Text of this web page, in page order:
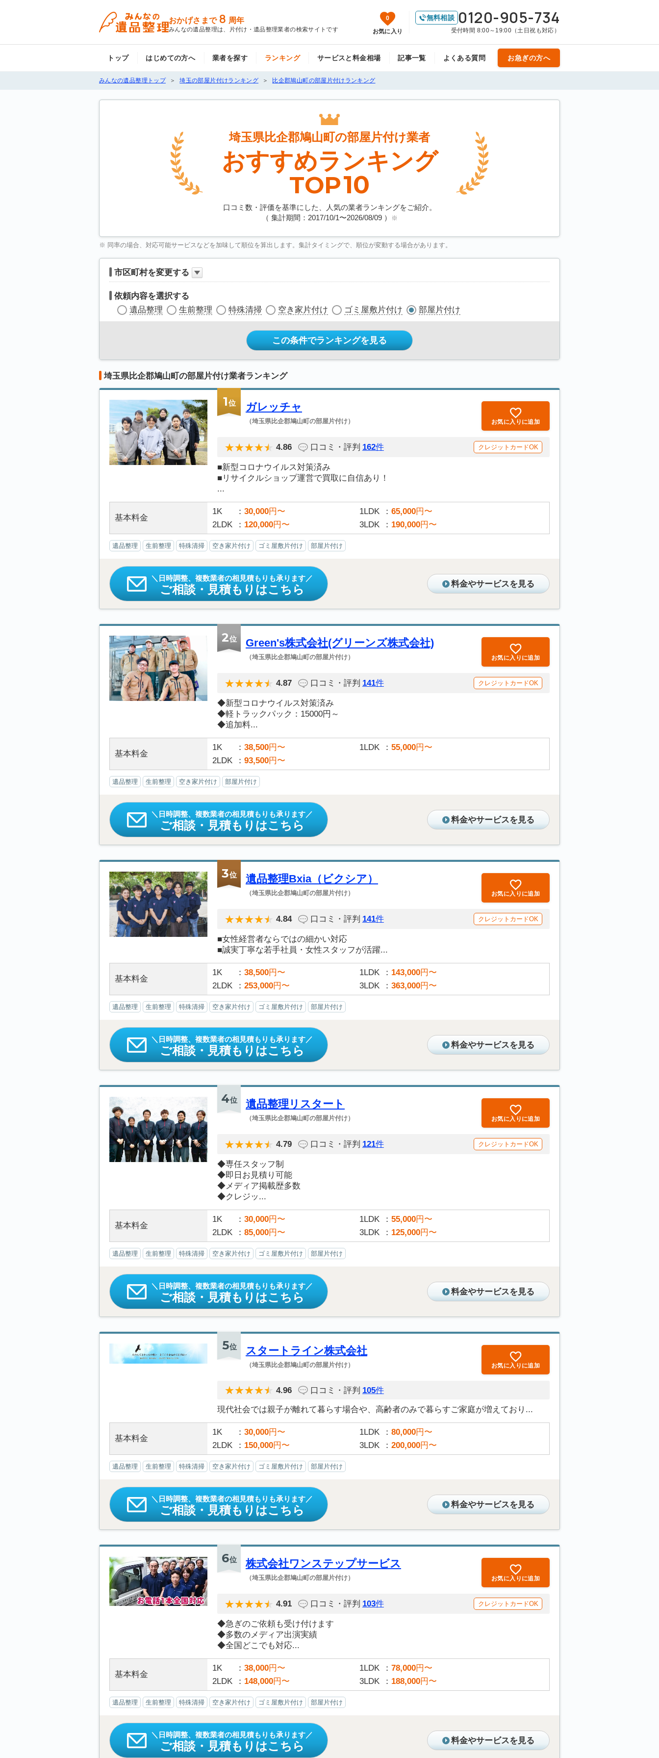
おかげさまで 8 周年
みんなの遺品整理は、片付け・遺品整理業者の検索サイトです
0
お気に入り
無料相談 0120-905-734
受付時間 8:00～19:00（土日祝も対応）
トップ はじめての方へ 業者を探す ランキング サービスと料金相場 記事一覧 よくある質問 お急ぎの方へ
みんなの遺品整理トップ 埼玉の部屋片付けランキング 比企郡鳩山町の部屋片付けランキング
埼玉県比企郡鳩山町の部屋片付け業者
おすすめランキング
TOP10
口コミ数・評価を基準にした、人気の業者ランキングをご紹介。
（ 集計期間：2017/10/1〜2026/08/09） ※
※ 同率の場合、対応可能サービスなどを加味して順位を算出します。集計タイミングで、順位が変動する場合があります。
市区町村を変更する
依頼内容を選択する
遺品整理
生前整理 特殊清掃 空き家片付け ゴミ屋敷片付け 部屋片付け
この条件でランキングを見る
埼玉県比企郡鳩山町の部屋片付け業者ランキング
1位 ガレッチャ
（埼玉県比企郡鳩山町の部屋片付け） お気に入りに追加
4.86 口コミ・評判 162件 クレジットカードOK
■新型コロナウイルス対策済み
■リサイクルショップ運営で買取に自信あり！
...
基本料金
1K 30,000円〜 1LDK 65,000円〜
2LDK
120,000円〜 3LDK 190,000円〜
遺品整理 生前整理 特殊清掃 空き家片付け ゴミ屋敷片付け 部屋片付け
日時調整、複数業者の相見積もりも承ります
ご相談・見積もりはこちら 料金やサービスを見る
2位 Green's株式会社(グリーンズ株式会社)
（埼玉県比企郡鳩山町の部屋片付け） お気に入りに追加
4.87 口コミ・評判 141件 クレジットカードOK
◆新型コロナウイルス対策済み
◆軽トラックパック：15000円～
◆追加料...
基本料金
1K 38,500円〜 1LDK 55,000円〜
2LDK
93,500円〜
遺品整理 生前整理 空き家片付け 部屋片付け
日時調整、複数業者の相見積もりも承ります
ご相談・見積もりはこちら 料金やサービスを見る
3位 遺品整理Bxia（ビクシア）
（埼玉県比企郡鳩山町の部屋片付け） お気に入りに追加
4.84 口コミ・評判 141件 クレジットカードOK
■女性経営者ならではの細かい対応
■誠実丁寧な若手社員・女性スタッフが活躍...
基本料金
1K 38,500円〜 1LDK 143,000円〜
2LDK
253,000円〜 3LDK 363,000円〜
遺品整理 生前整理 特殊清掃 空き家片付け ゴミ屋敷片付け 部屋片付け
日時調整、複数業者の相見積もりも承ります
ご相談・見積もりはこちら 料金やサービスを見る
4位 遺品整理リスタート
（埼玉県比企郡鳩山町の部屋片付け） お気に入りに追加
4.79 口コミ・評判 121件 クレジットカードOK
◆専任スタッフ制
◆即日お見積り可能
◆メディア掲載歴多数
◆クレジッ...
基本料金
1K 30,000円〜 1LDK 55,000円〜
2LDK
85,000円〜 3LDK 125,000円〜
遺品整理 生前整理 特殊清掃 空き家片付け ゴミ屋敷片付け 部屋片付け
日時調整、複数業者の相見積もりも承ります
ご相談・見積もりはこちら 料金やサービスを見る
5位 スタートライン株式会社
（埼玉県比企郡鳩山町の部屋片付け） お気に入りに追加
4.96 口コミ・評判 105件
現代社会では親子が離れて暮らす場合や、高齢者のみで暮らすご家庭が増えており...
基本料金
1K 30,000円〜 1LDK 80,000円〜
2LDK
150,000円〜 3LDK 200,000円〜
遺品整理 生前整理 特殊清掃 空き家片付け ゴミ屋敷片付け 部屋片付け
日時調整、複数業者の相見積もりも承ります
ご相談・見積もりはこちら 料金やサービスを見る
6位 株式会社ワンステップサービス
（埼玉県比企郡鳩山町の部屋片付け） お気に入りに追加
4.91 口コミ・評判 103件 クレジットカードOK
◆急ぎのご依頼も受け付けます
◆多数のメディア出演実績
◆全国どこでも対応...
基本料金
1K 38,000円〜 1LDK 78,000円〜
2LDK
148,000円〜 3LDK 188,000円〜
遺品整理 生前整理 特殊清掃 空き家片付け ゴミ屋敷片付け 部屋片付け
日時調整、複数業者の相見積もりも承ります
ご相談・見積もりはこちら 料金やサービスを見る